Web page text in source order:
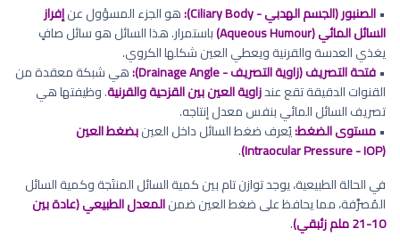
•الصنبور (الجسم الهدبي - Ciliary Body): هو الجزء المسؤول عنإفراز
السائل المائي (Aqueous Humour)
باستمرار. هذا السائل هو سائل صافٍ
يغذي العدسة والقرنية ويعطي العين شكلها الكروي.
•فتحة التصريف (زاوية التصريف - Drainage Angle):
هي شبكة معقدة من
القنوات الدقيقة تقع عندزاوية العين بين القزحية والقرنية. وظيفتها هي
تصريف السائل المائي بنفس معدل إنتاجه.
•مستوى الضغط:يُعرف ضغط السائل داخل العينبضغط العين
(Intraocular Pressure - IOP)
.
في الحالة الطبيعية، يوجد توازن تام بين كمية السائل المنتَجة وكمية السائل
المُصرَّفة، مما يحافظ على ضغط العين ضمنالمعدل الطبيعي (عادة بين
10-21 ملم زئبقي)
.